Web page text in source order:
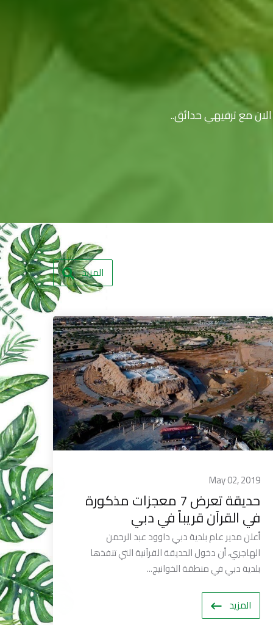
مع ترفيهي حدائق..
المزيد
May 02, 2019
حديقة تعرض 7 معجزات مذكورة
في القرآن قريباً في دبي
أعلن مدير عام بلدية دبي داوود عبد الرحمن
الهاجري، أن دخول الحديقة القرآنية التي تنفذها
بلدية دبي في منطقة الخوانيج...
المزيد